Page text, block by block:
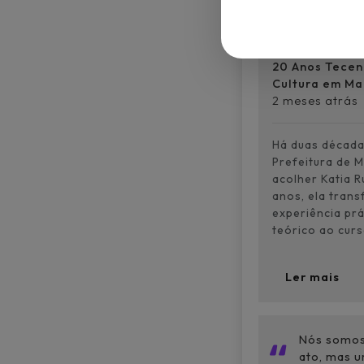
20 Anos
Cultura em
2 meses atrás
Há duas
Prefeitura de
acolher Katia
anos, ela
experiência
teórico ao
Ler mais
Nós
ato, mas